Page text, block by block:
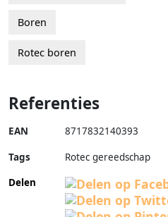
Boren
Rotec boren
Referenties
EAN 8717832140393
Tags
Rotec gereedschap
Delen